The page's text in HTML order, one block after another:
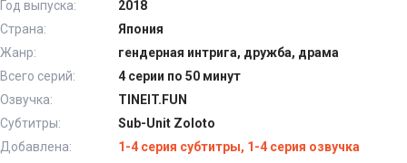
Год выпуска:
2018
Страна:
Япония
Жанр:
гендерная интрига, дружба, драма
Всего серий:
4 серии по 50 минут
Озвучка:
TINEIT.FUN
Субтитры:
Sub-Unit Zoloto
Добавлена:
1-4 серия субтитры, 1-4 серия озвучка